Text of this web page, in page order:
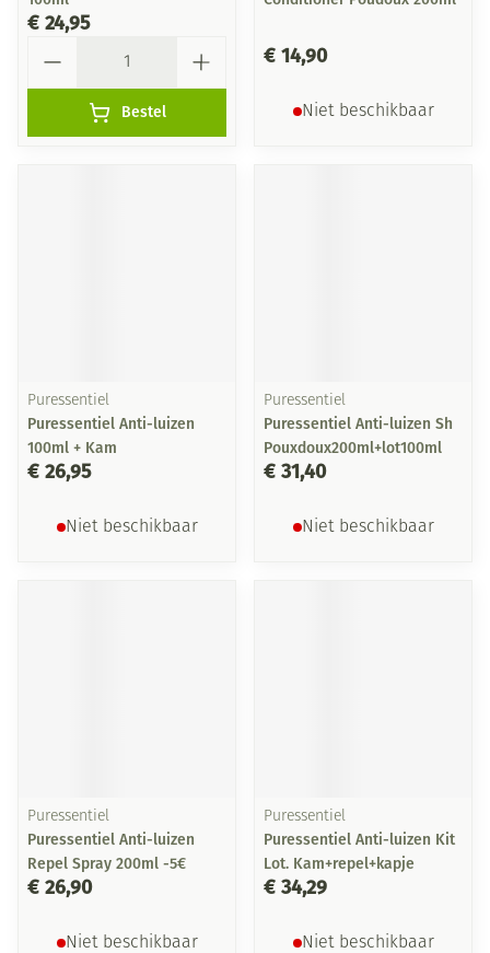
€ 24,95
Bestel
€ 14,90
Niet beschikbaar
Puressentiel
Puressentiel Anti-luizen
100ml + Kam
€ 26,95
Niet beschikbaar
Puressentiel
Puressentiel Anti-luizen Sh
Pouxdoux200ml+lot100ml
€ 31,40
Niet beschikbaar
Puressentiel
Puressentiel Anti-luizen
Repel Spray 200ml -5€
€ 26,90
Niet beschikbaar
Puressentiel
Puressentiel Anti-luizen Kit
Lot. Kam+repel+kapje
€ 34,29
Niet beschikbaar